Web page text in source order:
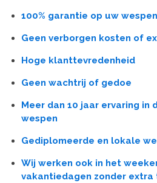
100% garantie op uw
Geen verborgen kosten of
Hoge klanttevredenheid
Geen wachtrij of gedoe
Meer dan 10 jaar ervaring in
wespen
Gediplomeerde en lokale
Wij werken ook in het
vakantiedagen zonder extra